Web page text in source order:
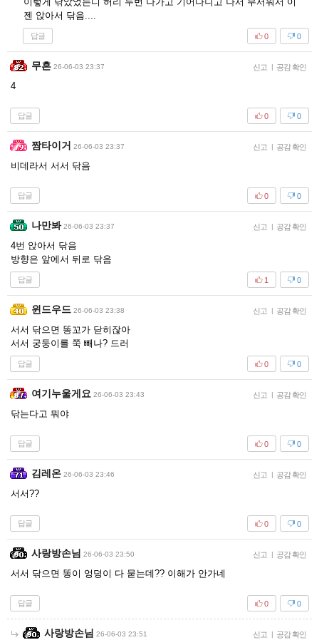
젠 앉아서 닦음....
답글 0
0
무흔 26-06-03 23:37 신고 공감 확인
4
답글 0
0
짬타이거 26-06-03 23:37 신고 공감 확인
비데라서 서서 닦음
답글 0
0
나만봐 26-06-03 23:37 신고 공감 확인
4번 앉아서 닦음
방향은 앞에서 뒤로 닦음
답글 0
1
윈드우드 26-06-03 23:38 신고 공감 확인
서서 닦으면 똥꼬가 닫히잖아
서서 궁둥이를 쭉 빼나? 드러
답글 0
0
여기누울게요 26-06-03 23:43 신고 공감 확인
닦는다고 뭐야
답글 0
0
김레온 26-06-03 23:46 신고 공감 확인
서서??
답글 0
0
사랑방손님 26-06-03 23:50 신고 공감 확인
서서 닦으면 똥이 엉덩이 다 묻는데?? 이해가 안가네
답글 0
0
사랑방손님 26-06-03 23:51 신고 공감 확인